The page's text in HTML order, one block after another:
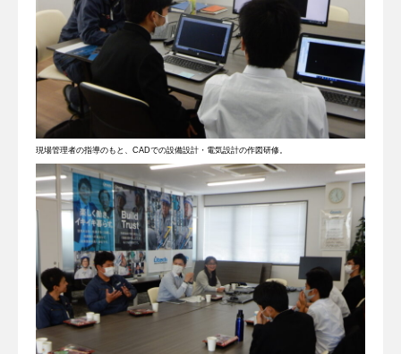
現場管理者の指導のもと、CADでの設備設計・電気設計の作図研修。